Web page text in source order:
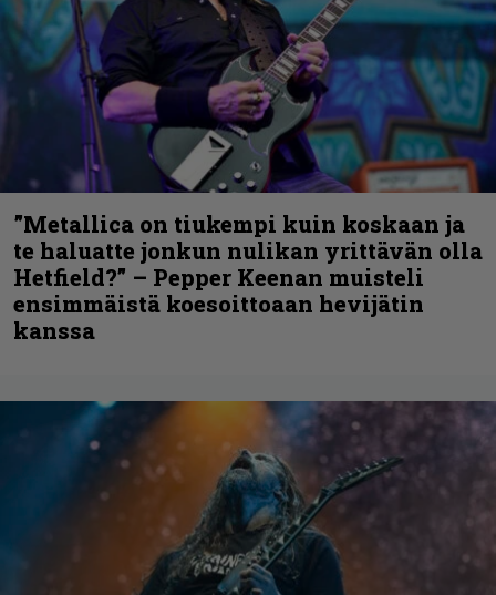
”Metallica on tiukempi kuin koskaan ja
te haluatte jonkun nulikan yrittävän olla
Hetfield?” – Pepper Keenan muisteli
ensimmäistä koesoittoaan hevijätin
kanssa